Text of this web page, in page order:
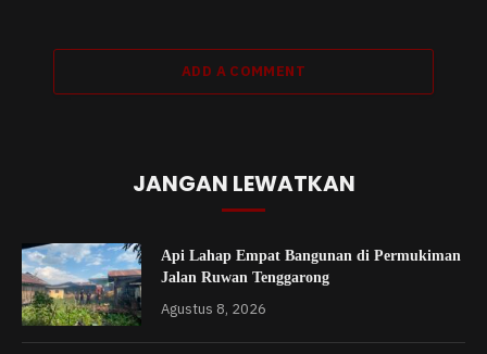
ADD A COMMENT
JANGAN LEWATKAN
Api Lahap Empat Bangunan di Permukiman
Jalan Ruwan Tenggarong
Agustus 8, 2026